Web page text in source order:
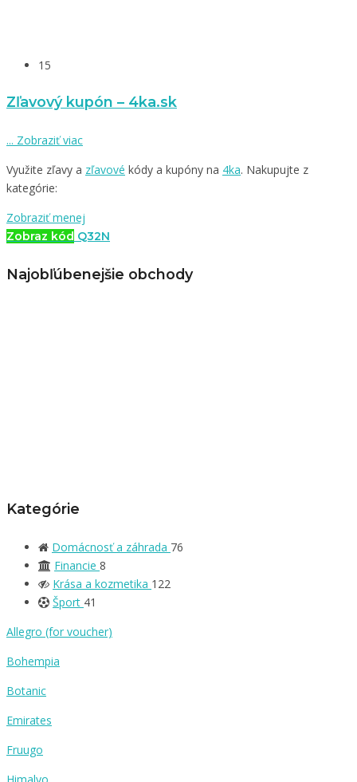
15
Zľavový kupón – 4ka.sk
... Zobraziť viac
Využite zľavy a zľavové kódy a kupóny na 4ka. Nakupujte z
kategórie:
Zobraziť menej
Zobraz kód Q32N
Najobľúbenejšie obchody
Kategórie
Domácnosť a záhrada 76
Financie 8
Krása a kozmetika 122
Šport 41
Allegro (for voucher)
Bohempia
Botanic
Emirates
Fruugo